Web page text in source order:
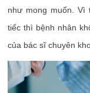
như mong muốn. Vì
tiếc thì bệnh nhân
của bác sĩ chuyên